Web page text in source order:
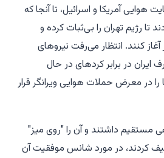
هوایی آمریکا و اسرائیل، تا آنجا که
رژیم تهران را بی‌ثبات کرده و
کنند. انتظار می‌رفت نیروهای
در برابر کردهای در حال
را در معرض حملات هوایی ویرانگر قرار
مستقیم داشتند و آن را "روی میز"
20 سال توصیف کردند، در مورد شانس موفقیت آن